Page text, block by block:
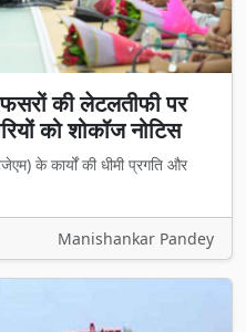
की लेटलतीफी पर
को शोकॉज नोटिस
के कार्यों की धीमी प्रगति और
Manishankar Pandey